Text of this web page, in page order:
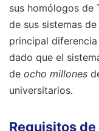
sus homólogos de
de sus sistemas
principal
dado que el
de ocho millones
universitarios.
Requisitos